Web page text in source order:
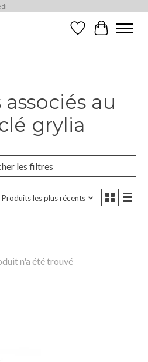
Liste de souhaits
Panier
au
grylia
les filtres
Produits les plus récents
n'a été trouvé